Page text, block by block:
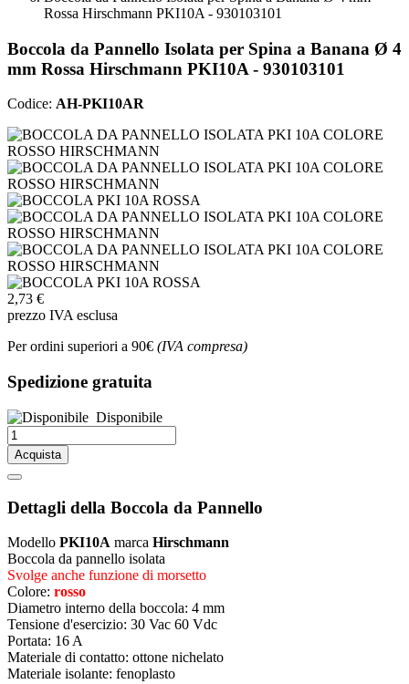
Rossa Hirschmann PKI10A - 930103101
Boccola da Pannello Isolata per Spina a Banana Ø 4
mm Rossa Hirschmann PKI10A - 930103101
Codice: AH-PKI10AR
2,73 €
prezzo IVA esclusa
Per ordini superiori a 90€ (IVA compresa)
Spedizione gratuita
Disponibile
Acquista
Dettagli della Boccola da Pannello
Modello PKI10A marca Hirschmann
Boccola da pannello isolata
Svolge anche funzione di morsetto
Colore: rosso
Diametro interno della boccola: 4 mm
Tensione d'esercizio: 30 Vac 60 Vdc
Portata: 16 A
Materiale di contatto: ottone nichelato
Materiale isolante: fenoplasto